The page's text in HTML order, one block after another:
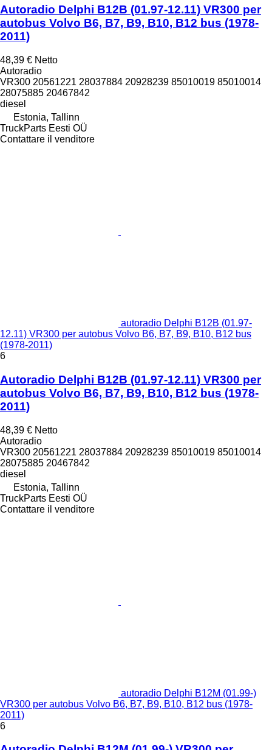
Autoradio Delphi B12B (01.97-12.11) VR300 per
autobus Volvo B6, B7, B9, B10, B12 bus (1978-
2011)
48,39 € Netto
Autoradio
VR300 20561221 28037884 20928239 85010019 85010014
28075885 20467842
diesel
Estonia, Tallinn
TruckParts Eesti OÜ
Contattare il venditore
autoradio Delphi B12B (01.97-
12.11) VR300 per autobus Volvo B6, B7, B9, B10, B12 bus
(1978-2011)
6
Autoradio Delphi B12B (01.97-12.11) VR300 per
autobus Volvo B6, B7, B9, B10, B12 bus (1978-
2011)
48,39 € Netto
Autoradio
VR300 20561221 28037884 20928239 85010019 85010014
28075885 20467842
diesel
Estonia, Tallinn
TruckParts Eesti OÜ
Contattare il venditore
autoradio Delphi B12M (01.99-)
VR300 per autobus Volvo B6, B7, B9, B10, B12 bus (1978-
2011)
6